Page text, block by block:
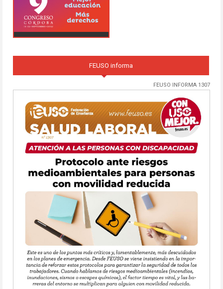
FEUSO informa
FEUSO INFORMA 1307